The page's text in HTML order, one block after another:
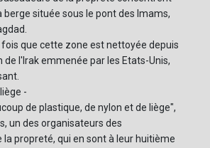
berge située sous le pont des Imams,
que cette zone est nettoyée depuis
de l'Irak emmenée par les Etats-Unis,
-
de plastique, de nylon et de liège",
un des organisateurs des
propreté, qui en sont à leur huitième